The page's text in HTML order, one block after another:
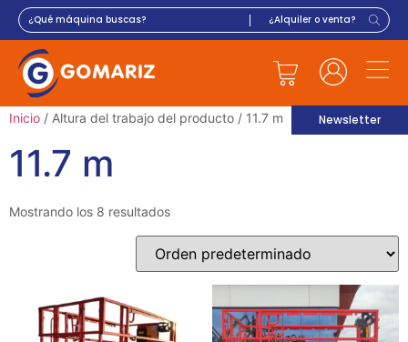
Newsletter
Inicio / Altura del trabajo del producto / 11.7 m
11.7 m
Mostrando los 8 resultados